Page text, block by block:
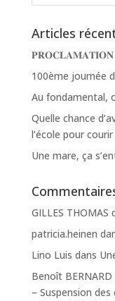
Articles
𝐏𝐑𝐎𝐂𝐋𝐀𝐌𝐀𝐓𝐈𝐎𝐍
100ème journée
Au fondamental,
Quelle chance
l’école pour
Une mare, ça
GILLES THOMAS
patricia.heinen
Lino Luis dans
Benoît BERNARD
– Suspension